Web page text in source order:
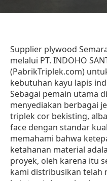
Supplier plywood
melalui PT. INDOHO
(PabrikTriplek.com)
kebutuhan kayu lapis
Sebagai pemain utama
menyediakan berbagai
triplek cor bekisting,
face dengan standar
memahami bahwa
ketahanan material
proyek, oleh karena itu
kami distribusikan telah